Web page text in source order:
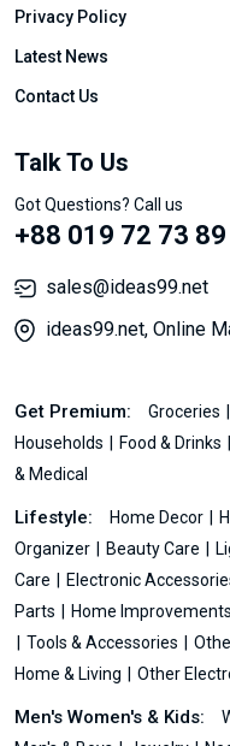
Privacy Policy
Latest News
Contact Us
Talk To Us
Got Questions? Call us
+88 019 72 73
sales@ideas99.net
ideas99.net, Online
Get Premium: Groceries
Households
Food & Drinks
& Medical
Lifestyle: Home Decor
Organizer
Beauty Care
Care
Electronic
Parts
Home Improvements
Tools & Accessories
Home & Living
Other
Men's Women's & Kids: